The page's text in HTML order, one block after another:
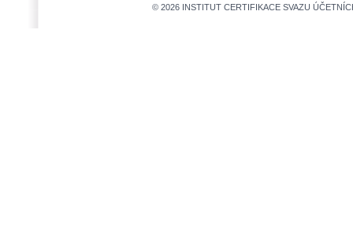
© 2026 INSTITUT CERTIFIKACE SVAZU